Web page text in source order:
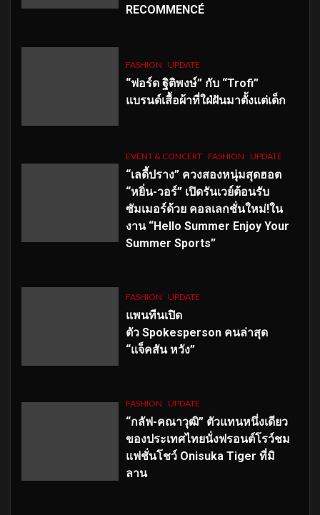
RECOMMENCÉ
FASHION UPDATE
“ฟอร์ด ฐิติพงษ์” กับ “Trofi”
แบรนด์เสื้อผ้าที่ใฝ่ฝันมาตั้งแต่เด็ก
EVENT & CONCERT FASHION UPDATE
“เลดี้ปราง” ควงสองหนุ่มสุดฮอต
“หยิ่น-วอร์” เปิดรันเวย์ต้อนรับ
ซัมเมอร์ด้วย คอลเลกชั่นใหม่!ใน
งาน “Hello Summer Enjoy Your
Summer Sports”
FASHION UPDATE
แพนทีนเปิด
ตัว Spokesperson คนล่าสุด
“แจ็คสัน หวัง”
FASHION UPDATE
“กลัฟ-คณาวุฒิ” ตัวแทนหนึ่งเดียว
ของประเทศไทยนั่งฟรอนต์โรว์ชม
แฟชั่นโชว์ Onisuka Tiger ที่มิ
ลาน